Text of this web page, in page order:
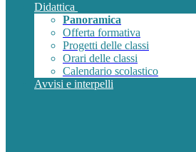
Didattica
Panoramica
Offerta formativa
Progetti delle classi
Orari delle classi
Calendario scolastico
Avvisi e interpelli